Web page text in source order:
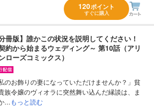
120ポイント
すぐに購入
分冊版】誰かこの状況を説明してください！
約から始まるウェディング～ 第10話（アリ
ローズコミックス）
のお飾りの妻になっていただけませんか？」貧
族令嬢のヴィオラに突然舞い込んだ縁談は、ま
...もっと読む